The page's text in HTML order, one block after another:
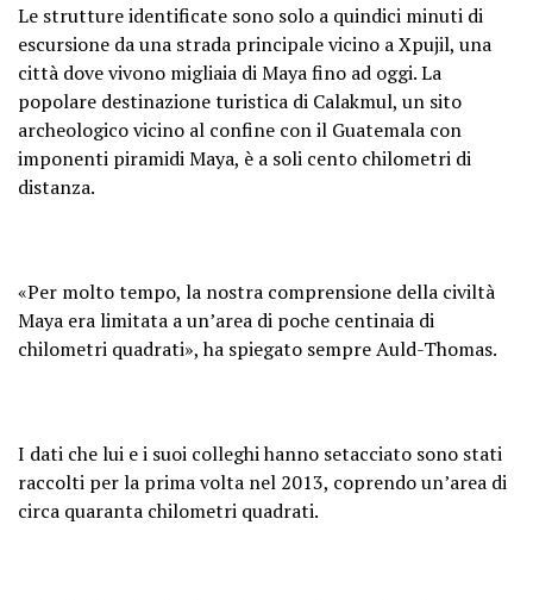
Le strutture identificate sono solo a quindici minuti di
escursione da una strada principale vicino a Xpujil, una
città dove vivono migliaia di Maya fino ad oggi. La
popolare destinazione turistica di Calakmul, un sito
archeologico vicino al confine con il Guatemala con
imponenti piramidi Maya, è a soli cento chilometri di
distanza.
«Per molto tempo, la nostra comprensione della civiltà
Maya era limitata a un’area di poche centinaia di
chilometri quadrati», ha spiegato sempre Auld-Thomas.
I dati che lui e i suoi colleghi hanno setacciato sono stati
raccolti per la prima volta nel 2013, coprendo un’area di
circa quaranta chilometri quadrati.